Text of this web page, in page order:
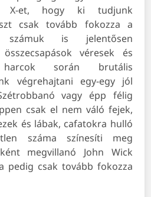
X-et, hogy ki tudjunk
csak tovább fokozza a
számuk is jelentősen
véresek és
során brutális
végrehajtani egy-egy jól
vagy épp félig
csak el nem váló fejek,
és lábak, cafatokra hulló
száma színesíti meg
megvillanó John Wick
pedig csak tovább fokozza